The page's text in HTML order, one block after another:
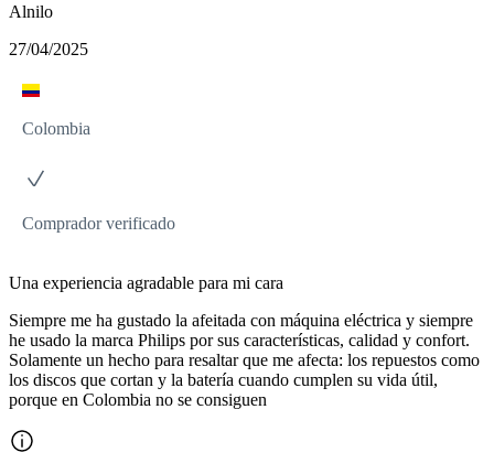
Alnilo
27/04/2025
Colombia
Comprador verificado
Una experiencia agradable para mi cara
Siempre me ha gustado la afeitada con máquina eléctrica y siempre
he usado la marca Philips por sus características, calidad y confort.
Solamente un hecho para resaltar que me afecta: los repuestos como
los discos que cortan y la batería cuando cumplen su vida útil,
porque en Colombia no se consiguen